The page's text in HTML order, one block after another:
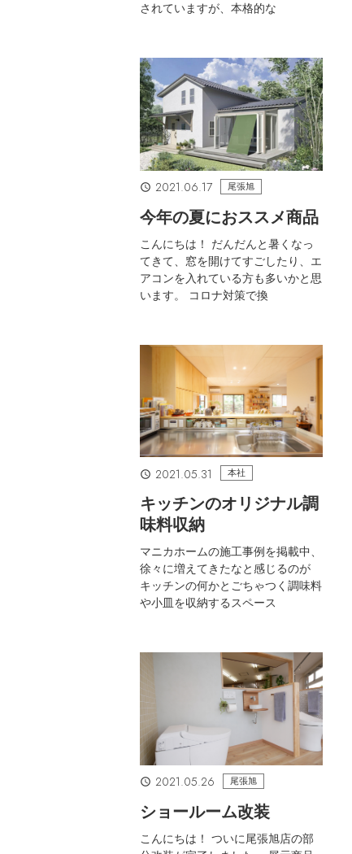
されていますが、本格的な
2021.06.17 尾張旭
今年の夏におススメ商品
こんにちは！ だんだんと暑くなっ
てきて、窓を開けてすごしたり、エ
アコンを入れている方も多いかと思
います。 コロナ対策で換
2021.05.31 本社
キッチンのオリジナル調
味料収納
マニカホームの施工事例を掲載中、
徐々に増えてきたなと感じるのが
キッチンの何かとごちゃつく調味料
や小皿を収納するスペース
2021.05.26 尾張旭
ショールーム改装
こんにちは！ ついに尾張旭店の部